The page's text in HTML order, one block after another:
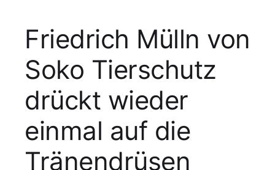
Friedrich Mülln von
Soko Tierschutz
drückt wieder
einmal auf die
Tränendrüsen